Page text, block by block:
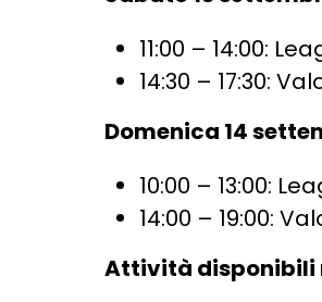
11:00 – 14:00:
14:30 – 17:30:
Domenica 14
10:00 – 13:00:
14:00 – 19:00:
Attività disponibili